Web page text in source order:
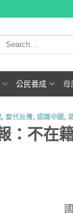
公民養成 母
, 當代台灣, 認識中國,
：不在